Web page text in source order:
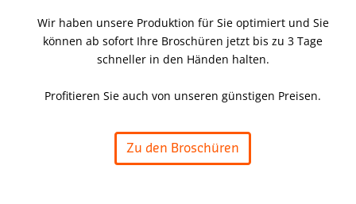
Wir haben unsere Produktion für Sie optimiert und Sie
können ab sofort Ihre Broschüren jetzt bis zu 3 Tage
schneller in den Händen halten.
Profitieren Sie auch von unseren günstigen Preisen.
Zu den Broschüren